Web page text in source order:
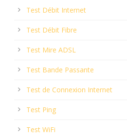
Test Débit Internet
Test Débit Fibre
Test Mire ADSL
Test Bande Passante
Test de Connexion Internet
Test Ping
Test WiFi